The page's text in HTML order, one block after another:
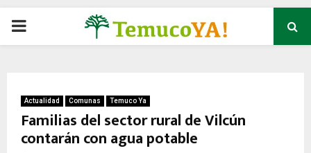
P
M
Actualidad Comunas Temuco Ya
Familias del sector rural de Vilcún
contarán con agua potable